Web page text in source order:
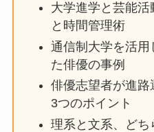
大学進学と芸能活
と時間管理術
通信制大学を活用
た俳優の事例
俳優志望者が進路
3つのポイント
理系と文系、どち